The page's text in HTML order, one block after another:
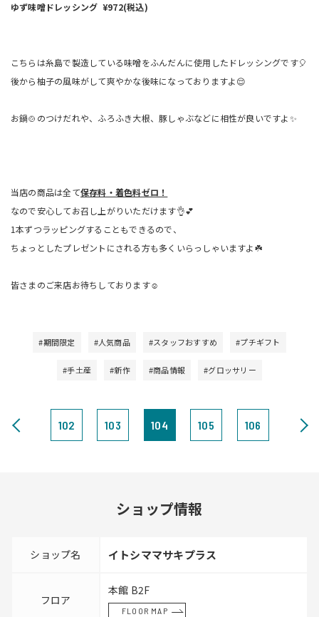
ゆず味噌ドレッシング ¥972(税込)
こちらは糸島で製造している味噌をふんだんに使用したドレッシングです🎈
後から柚子の風味がして爽やかな後味になっておりますよ😌
お鍋🍲のつけだれや、ふろふき大根、豚しゃぶなどに相性が良いですよ✨
当店の商品は全て保存料・着色料ゼロ！
なので安心してお召し上がりいただけます👌💕
1本ずつラッピングすることもできるので、
ちょっとしたプレゼントにされる方も多くいらっしゃいますよ☘️
皆さまのご来店お待ちしております☺️
#期間限定 #人気商品 #スタッフおすすめ #プチギフト
#手土産 #新作 #商品情報 #グロッサリー
102 103 104 105 106
ショップ情報
ショップ名 イトシママサキプラス
フロア
本館 B2F
FLOOR MAP